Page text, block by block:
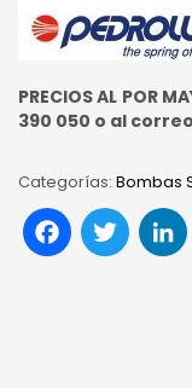
PRECIOS AL POR
390 050 o al
Categorías: Bombas